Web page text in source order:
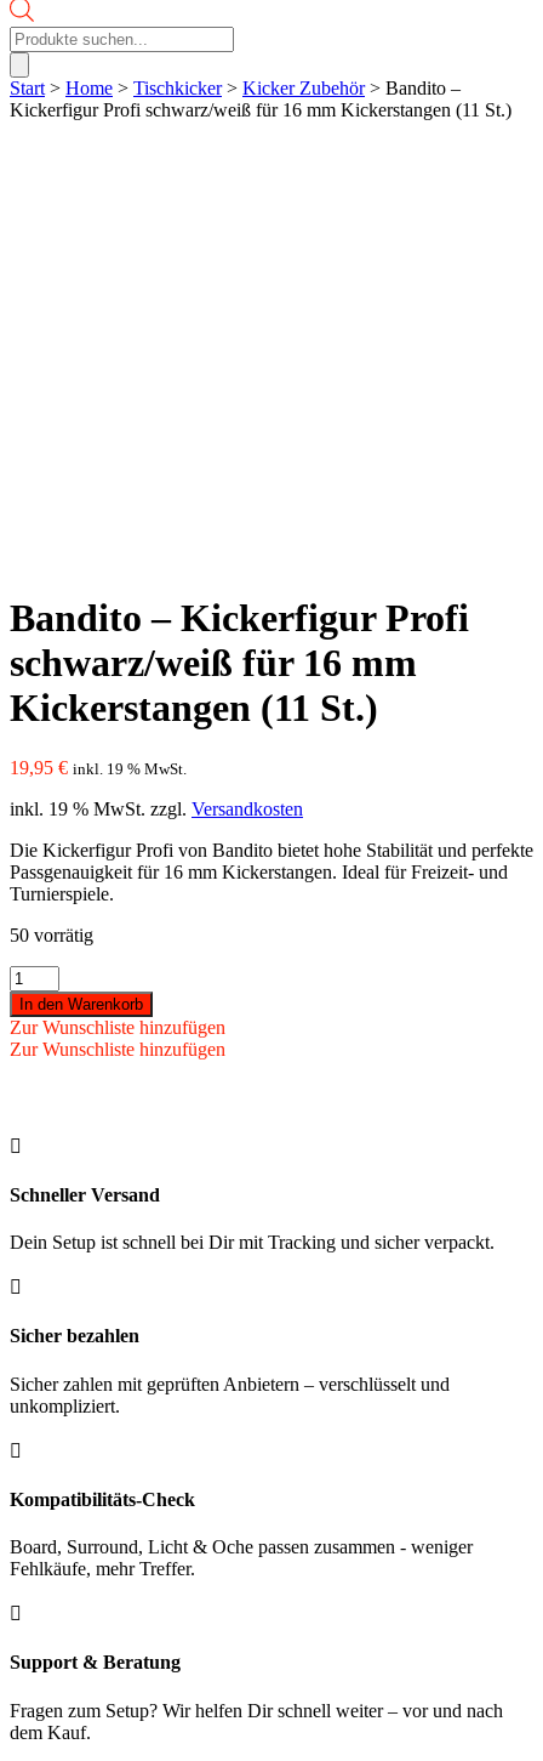
Products
search
Start > Home > Tischkicker> Kicker Zubehör> Bandito –
Kickerfigur Profi schwarz/weiß für 16 mm Kickerstangen (11 St.)
Bandito – Kickerfigur Profi
schwarz/weiß für 16 mm
Kickerstangen (11 St.)
19,95 € inkl. 19 % MwSt.
inkl. 19 % MwSt. zzgl. Versandkosten
Die Kickerfigur Profi von Bandito bietet hohe Stabilität und perfekte
Passgenauigkeit für 16 mm Kickerstangen. Ideal für Freizeit- und
Turnierspiele.
50 vorrätig
Bandito
-
Kickerfigur
Profi
schwarz/weiß
Kickerstangen
St.)
In den Warenkorb
Zur Wunschliste hinzufügen
Zur Wunschliste hinzufügen

Schneller Versand
Dein Setup ist schnell bei Dir mit Tracking und sicher verpackt.

Sicher bezahlen
Sicher zahlen mit geprüften Anbietern – verschlüsselt und
unkompliziert.

Kompatibilitäts-Check
Board, Surround, Licht & Oche passen zusammen - weniger
Fehlkäufe, mehr Treffer.

Support & Beratung
Fragen zum Setup? Wir helfen Dir schnell weiter – vor und nach
dem Kauf.